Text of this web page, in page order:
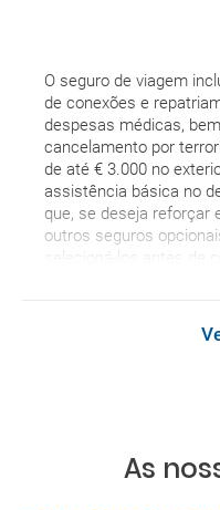
O seguro de viagem
de conexões e
despesas médicas,
cancelamento por
de até € 3.000 no
assistência básica no
que, se deseja reforçar
outros seguros
selecioná-los antes de
As